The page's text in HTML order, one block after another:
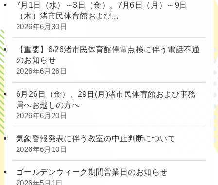
7月1日（水）～3日（金）、7月6日（月）～9日
（木）渚市民体育館および...
2026年6月30日
【重要】6/26渚市民体育館停電点検に伴う電話不通
のお知らせ
2026年6月26日
6月26日（金）、29日(月)渚市民体育館および事務
局へお越しの方へ
2026年6月20日
気象警報発表に伴う教室の中止判断について
2026年6月10日
ゴールデンウィーク期間営業日のお知らせ
2026年5月1日